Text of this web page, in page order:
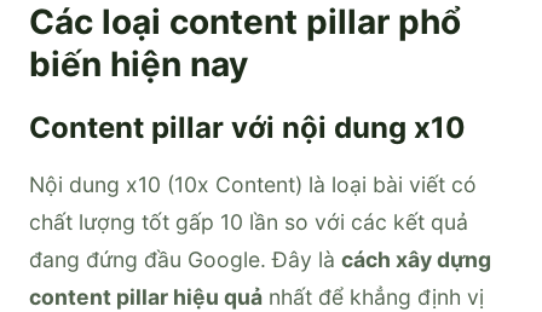
Các loại content pillar phổ
biến hiện nay
Content pillar với nội dung x10
Nội dung x10 (10x Content) là loại bài viết có
chất lượng tốt gấp 10 lần so với các kết quả
đang đứng đầu Google. Đây là cách xây dựng
content pillar hiệu quả nhất để khẳng định vị